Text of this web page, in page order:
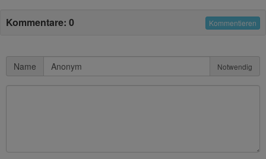
Partner von
Gazprom
Kommentare: 0 Kommentieren
Name Notwendig